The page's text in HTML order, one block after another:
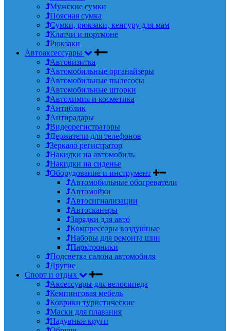
Мужские сумки
Поясная сумка
Сумки, рюкзаки, кенгуру для мам
Клатчи и портмоне
Рюкзаки
Автоаксессуары
Автовизитка
Автомобильные органайзеры
Автомобильные пылесосы
Автомобильные шторки
Автохимия и косметика
Антиблик
Антирадары
Видеорегистраторы
Держатели для телефонов
Зеркало регистратор
Накидки на автомобиль
Накидки на сиденье
Оборудование и инструмент
Автомобильные обогреватели
Автомойки
Автосигнализации
Автосканеры
Зарядки для авто
Компрессоры воздушные
Наборы для ремонта шин
Парктроники
Подсветка салона автомобиля
Другие
Спорт и отдых
Аксессуары для велосипеда
Кемпинговая мебель
Коврики туристические
Маски для плавания
Надувные круги